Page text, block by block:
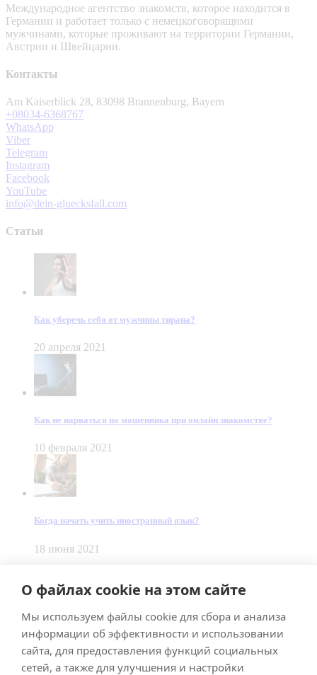
О файлах cookie на этом сайте
Мы используем файлы cookie для сбора и анализа
информации об эффективности и использовании
сайта, для предоставления функций социальных
сетей, а также для улучшения и настройки
Международное агентство знакомств, которое находится в
Германии и работает только с немецкоговорящими
мужчинами, которые проживают на территории Германии,
Австрии и Швейцарии.
Контакты
Am Kaiserblick 28, 83098 Brannenburg, Bayern
+08034-6368767
WhatsApp
Viber
Telegram
Instagram
Facebook
YouTube
info@dein-gluecksfall.com
Статьи
Как уберечь себя от мужчины тирана?
20 апреля 2021
Как не нарваться на мошенника при онлайн знакомстве?
10 февраля 2021
Когда начать учить иностранный язык?
18 июня 2021
Made bySmart Team
ImpressumDatenschutz
Подписывайтесь на меня в Телеграм